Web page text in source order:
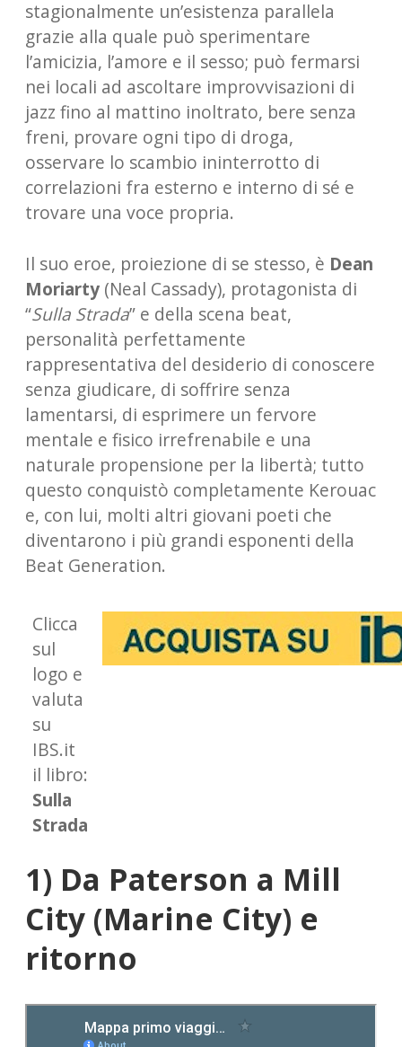
stagionalmente un’esistenza parallela
grazie alla quale può sperimentare
l’amicizia, l’amore e il sesso; può fermarsi
nei locali ad ascoltare improvvisazioni di
jazz fino al mattino inoltrato, bere senza
freni, provare ogni tipo di droga,
osservare lo scambio ininterrotto di
correlazioni fra esterno e interno di sé e
trovare una voce propria.
Il suo eroe, proiezione di se stesso, è Dean
Moriarty (Neal Cassady), protagonista di
“Sulla Strada” e della scena beat,
personalità perfettamente
rappresentativa del desiderio di conoscere
senza giudicare, di soffrire senza
lamentarsi, di esprimere un fervore
mentale e fisico irrefrenabile e una
naturale propensione per la libertà; tutto
questo conquistò completamente Kerouac
e, con lui, molti altri giovani poeti che
diventarono i più grandi esponenti della
Beat Generation.
Clicca
sul
logo e
valuta
su
IBS.it
il libro:
Sulla
Strada
1) Da Paterson a Mill
City (Marine City) e
ritorno